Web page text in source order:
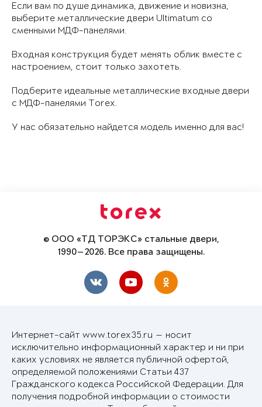
Если вам по душе динамика, движение и новизна,
выберите металлические двери Ultimatum со
сменными МДФ-панелями.
Входная конструкция будет менять облик вместе с
настроением, стоит только захотеть.
Подберите идеальные металлические входные двери
с МДФ-панелями Torex.
У нас обязательно найдется модель именно для вас!
© ООО «ТД ТОРЭКС» стальные двери,
1990—2026. Все права защищены.
Интернет-сайт www.torex35.ru — носит
исключительно информационный характер и ни при
каких условиях не является публичной офертой,
определяемой положениями Статьи 437
Гражданского кодекса Российской Федерации. Для
получения подробной информации о стоимости